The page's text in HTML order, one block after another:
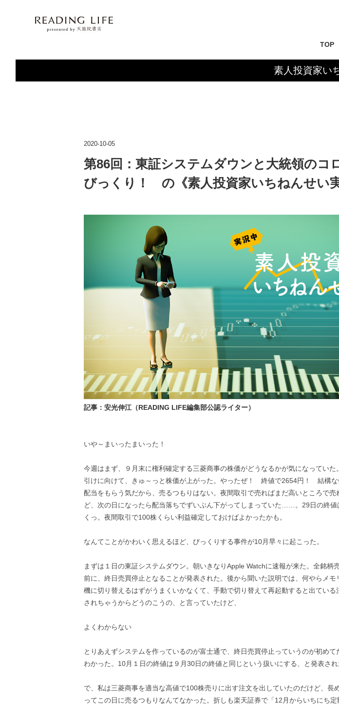
TOP
素人投資家い
2020-10-05
第86回：東証システムダウンと大統領のコ
びっくり！ の《素人投資家いちねんせい実
記事：安光伸江（READING LIFE編集部公認ライター）
いや～まいったまいった！
今週はまず、９月末に権利確定する三菱商事の株価がどうなるかが気になっていた
引けに向けて、きゅ～っと株価が上がった。やったぜ！ 終値で2654円！ 結構な
配当をもらう気だから、売るつもりはない。夜間取引で売ればまだ高いところで売
ど、次の日になったら配当落ちでずいぶん下がってしまっていた……。29日の終値
くっ。夜間取引で100株くらい利益確定しておけばよかったかも。
なんてことがかわいく思えるほど、びっくりする事件が10月早々に起こった。
まずは１日の東証システムダウン。朝いきなりApple Watchに速報が来た。全銘柄
前に、終日売買停止となることが発表された。後から聞いた説明では、何やらメモ
機に切り替えるはずがうまくいかなくて、手動で切り替えて再起動すると出ている
されちゃうからどうのこうの、と言っていたけど、
よくわからない
とりあえずシステムを作っているのが富士通で、終日売買停止っていうのが初めて
わかった。10月１日の終値は９月30日の終値と同じという扱いにする、と発表され
で、私は三菱商事を適当な高値で100株売りに出す注文を出していたのだけど、長
ってこの日に売るつもりなんてなかった。折しも楽天証券で「12月からいちにち